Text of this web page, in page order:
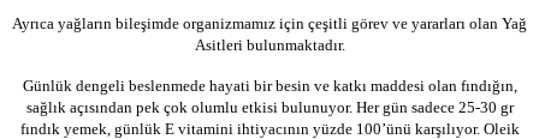
Ayrıca yağların bileşimde organizmamız için çeşitli görev ve yararları olan Yağ
Asitleri bulunmaktadır.
Günlük dengeli beslenmede hayati bir besin ve katkı maddesi olan fındığın,
sağlık açısından pek çok olumlu etkisi bulunuyor. Her gün sadece 25-30 gr
fındık yemek, günlük E vitamini ihtiyacının yüzde 100’ünü karşılıyor. Oleik